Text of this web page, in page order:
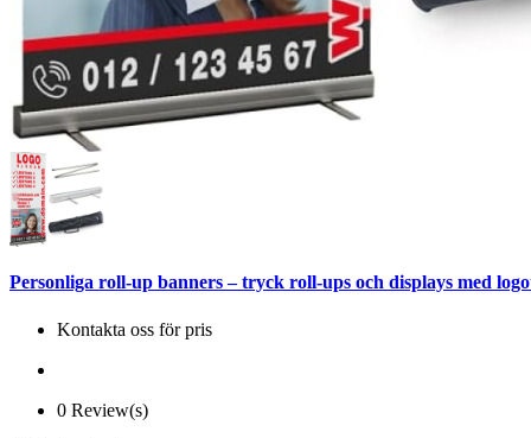
Personliga roll-up banners – tryck roll-ups och displays med
Kontakta oss för pris
0 Review(s)